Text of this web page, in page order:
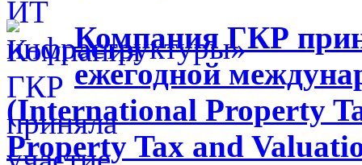
Компания ГКР
ежегодной
(International Property
Property Tax and